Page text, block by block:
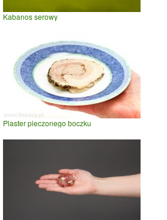
Kabanos serowy
Plaster pieczonego boczku